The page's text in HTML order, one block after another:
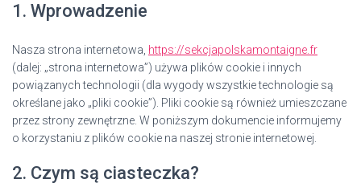
1. Wprowadzenie
Nasza strona internetowa, https://sekcjapolskamontaigne.fr
(dalej: „strona internetowa”) używa plików cookie i innych
powiązanych technologii (dla wygody wszystkie technologie są
określane jako „pliki cookie”). Pliki cookie są również umieszczane
przez strony zewnętrzne. W poniższym dokumencie informujemy
o korzystaniu z plików cookie na naszej stronie internetowej.
2. Czym są ciasteczka?